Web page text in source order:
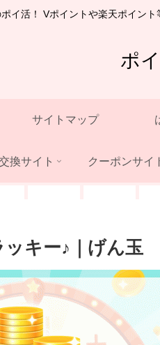
イ活！ Vポイントや楽天ポイン
ポ
サイトマップ
換サイト クーポンサイ
キー♪｜げん玉